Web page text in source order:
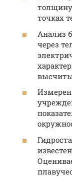
точках
Анализ
через